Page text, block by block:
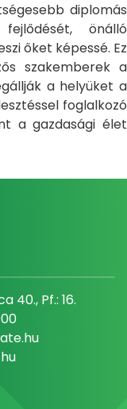
diplomás
önálló
őket képessé. Ez
szakemberek a
a helyüket a
foglalkozó
a gazdasági élet
40., Pf.: 16.